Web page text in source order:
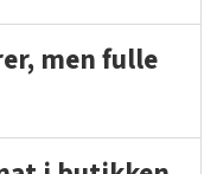
men fulle